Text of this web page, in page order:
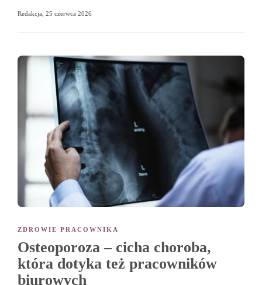
Redakcja 25 czerwca 2026
ZDROWIE PRACOWNIKA
Osteoporoza – cicha choroba,
która dotyka też pracowników
biurowych